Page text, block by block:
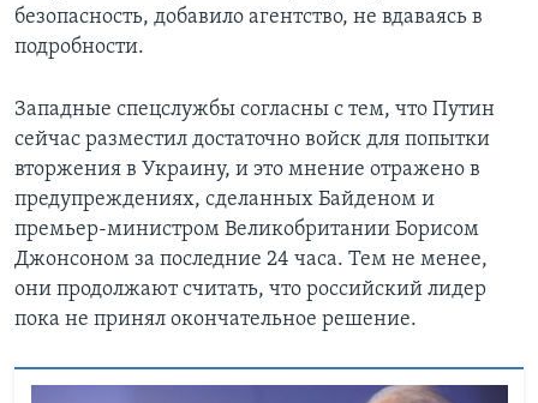
безопасность, добавило агентство, не вдаваясь в
подробности.
Западные спецслужбы согласны с тем, что Путин
сейчас разместил достаточно войск для попытки
вторжения в Украину, и это мнение отражено в
предупреждениях, сделанных Байденом и
премьер-министром Великобритании Борисом
Джонсоном за последние 24 часа. Тем не менее,
они продолжают считать, что российский лидер
пока не принял окончательное решение.